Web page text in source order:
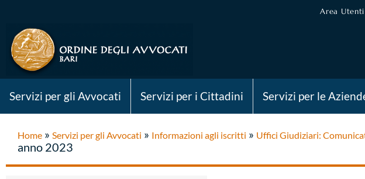
Area Utenti
Servizi per gli Avvocati Servizi per i Cittadini Servizi per le
Home » Servizi per gli Avvocati » Informazioni agli iscritti » Uffici Giudiziari:
anno 2023